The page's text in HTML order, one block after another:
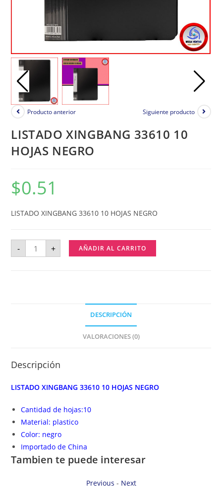
Producto anterior Siguiente producto
LISTADO XINGBANG 33610 10
HOJAS NEGRO
$0.51
LISTADO XINGBANG 33610 10 HOJAS NEGRO
- + AÑADIR AL CARRITO
DESCRIPCIÓN
VALORACIONES (0)
Descripción
LISTADO XINGBANG 33610 10 HOJAS NEGRO
Cantidad de hojas:10
Material: plastico
Color: negro
Importado de China
Tambien te puede interesar
Previous - Next